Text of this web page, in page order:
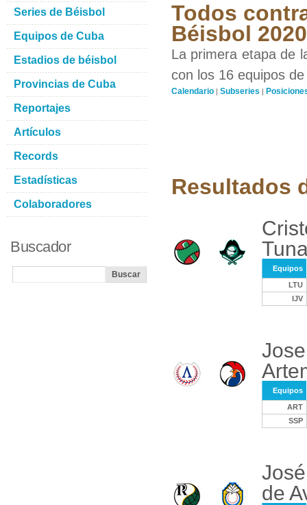
Todos
Béisbol
La primera etapa de
con los 16 equipos
Calendario | Subseries |
Resultados
Equipos
LTU
IJV
Equipos
ART
SSP
de
Series de Béisbol
Equipos de Cuba
Estadios de béisbol
Provincias de Cuba
Reportajes
Artículos
Records
Estadísticas
Colaboradores
Buscador